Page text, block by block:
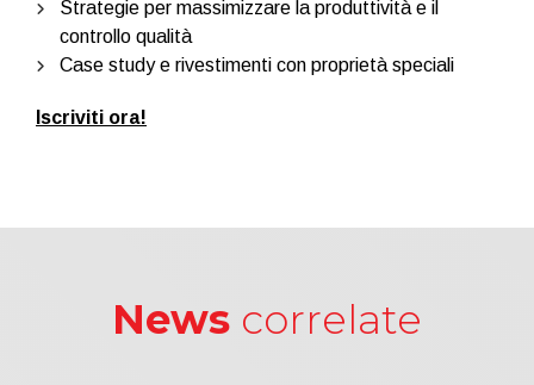
Strategie per massimizzare la produttività e il
controllo qualità
Case study e rivestimenti con proprietà speciali
Iscriviti ora!
News correlate